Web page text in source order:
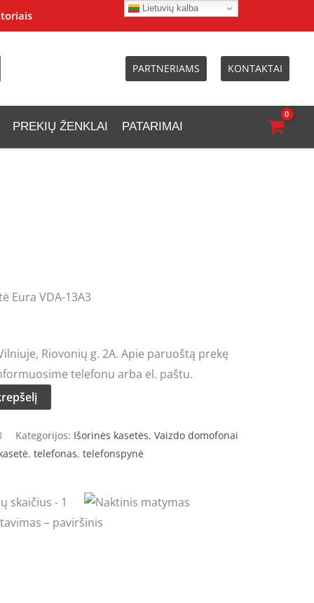
PARTNERIAMS KONTAKTAI
PREKIŲ ŽENKLAI PATARIMAI
Eura VDA-13A3
Riovonių g. 2A. Apie paruoštą prekę
telefonu arba el. paštu.
Kategorijos: Išorinės kasetės, Vaizdo domofonai
, telefonas, telefonspynė
Lietuvių kalba